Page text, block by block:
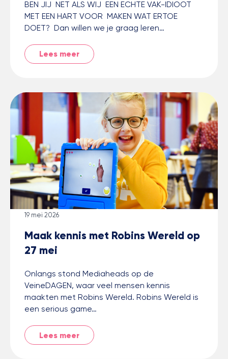
BEN JIJ NET ALS WIJ EEN ECHTE VAK-IDIOOT
MET EEN HART VOOR MAKEN WAT ERTOE
DOET? Dan willen we je graag leren…
Lees meer
Maak kennis met Robins Wereld op
27 mei
19 mei 2026
Onlangs stond Mediaheads op de
VeineDAGEN, waar veel mensen kennis
maakten met Robins Wereld. Robins Wereld is
een serious game…
Lees meer